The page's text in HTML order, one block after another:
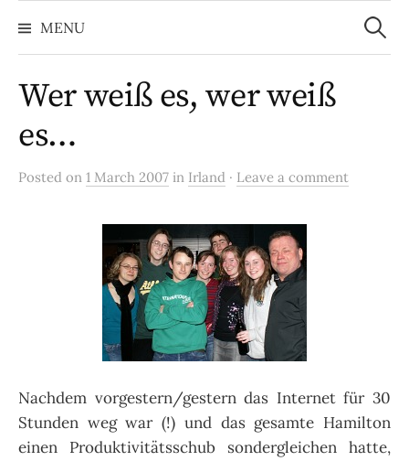
to
content
MENU
Search
for:
Wer weiß es, wer weiß
es…
Posted on 1 March 2007 in Irland · Leave a comment
Nachdem vorgestern/gestern das Internet für 30
Stunden weg war (!) und das gesamte Hamilton
einen Produktivitätsschub sondergleichen hatte,